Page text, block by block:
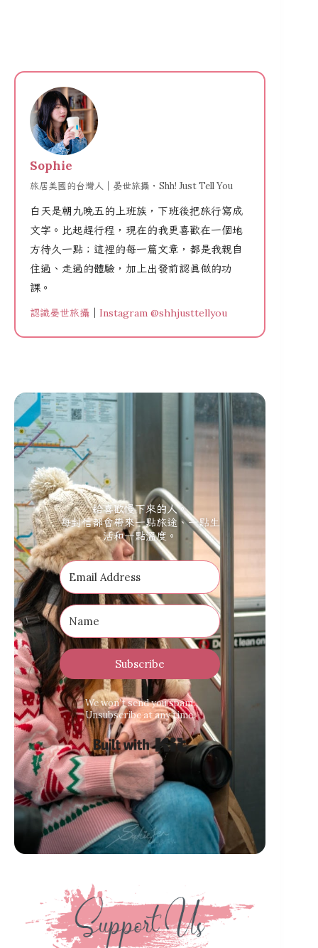
Sophie
旅居美國的台灣人｜晏世旅攝・Shh! Just Tell You
白天是朝九晚五的上班族，下班後把旅行寫成
文字。比起趕行程，現在的我更喜歡在一個地
方待久一點；這裡的每一篇文章，都是我親自
住過、走過的體驗，加上出發前認真做的功
課。
認識晏世旅攝 Instagram @shhjusttellyou
給喜歡慢下來的人。
每封信都會帶來一點旅途、一點生
活和一點溫度。
Subscribe
We won’t send you spam.
Unsubscribe at any time.
Built with Kit